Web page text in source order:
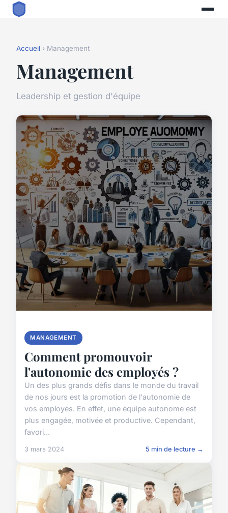
Accueil › Management
Management
Leadership et gestion d'équipe
MANAGEMENT
Comment promouvoir
l'autonomie des employés ?
Un des plus grands défis dans le monde du travail
de nos jours est la promotion de l'autonomie de
vos employés. En effet, une équipe autonome est
plus engagée, motivée et productive. Cependant,
favori...
3 mars 2024 5 min de lecture →